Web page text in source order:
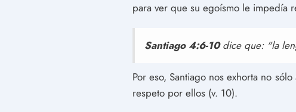
para ver que su egoísmo le impedía
Santiago 4:6-10dice que: "la
Por eso, Santiago nos exhorta no
respeto por ellos (v. 10).